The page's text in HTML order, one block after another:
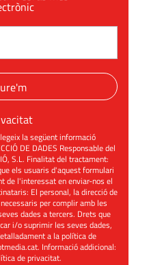
la següent informació
DE DADES Responsable del
S.L. Finalitat del tractament:
els usuaris d'aquest formulari
de l'interessat en enviar-nos el
El personal, la direcció de
per complir amb les
dades a tercers. Drets que
i/o suprimir les seves dades,
a la política de
. Informació addicional:
de privacitat.